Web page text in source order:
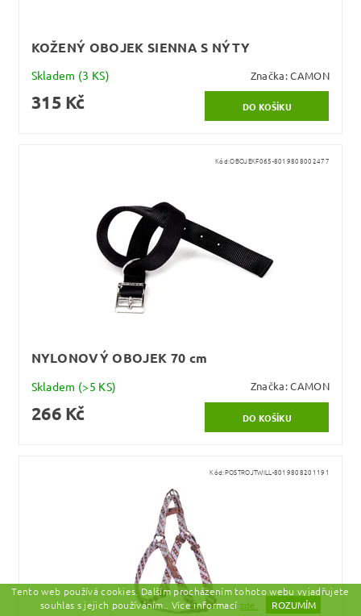
KOŽENÝ OBOJEK SIENNA S NÝTY
Skladem (3 KS) Značka:CAMON
315 Kč
Kód:OBOJEKF065-8019808002477
NYLONOVÝ OBOJEK 70 cm
Skladem (>5 KS) Značka:CAMON
266 Kč
Kód:POSTROJTWILL-8019808201191
Tento web používá cookies. Dalším procházením tohoto webu vyjadřujete
souhlas s jejich používáním.. Více informací zde. ROZUMÍM